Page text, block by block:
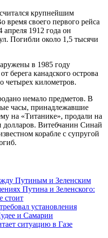
крупнейшим
своего первого рейса
1912 года он
Погибли около 1,5 тысячи
в 1985 году
берега канадского острова
четырех километров.
немало предметов. В
часы, принадлежавшие
на «Титанике», продали на
Витебчанин Синай
корабле с супругой
Путиным и Зеленским
Путина и Зеленского:
стоит
установления
и Самарии
ситуацию в Газе